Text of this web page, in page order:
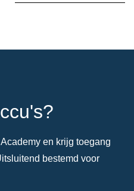
de
en krijg toegang
bestemd voor